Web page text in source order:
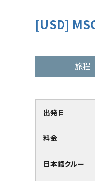
[USD]
旅程
出発日
料金
日本語クルー